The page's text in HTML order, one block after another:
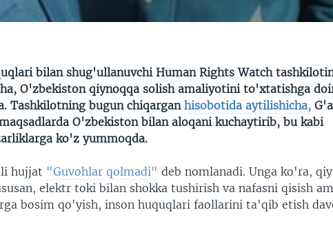
bilan shug'ullanuvchi Human Rights Watch
O'zbekiston qiynoqqa solish amaliyotini to'xtatishga
Tashkilotning bugun chiqarganhisobotida aytilishicha,
O'zbekiston bilan aloqani kuchaytirib, bu kabi
ko'z yummoqda.
hujjat "Guvohlar qolmadi" deb nomlanadi. Unga ko'ra,
elektr toki bilan shokka tushirish va nafasni qisish
bosim qo'yish, inson huquqlari faollarini ta'qib etish